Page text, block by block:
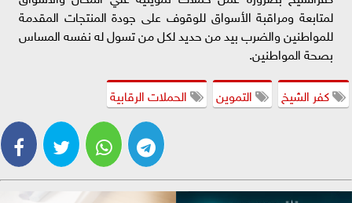
لمتابعة ومراقبة الأسواق للوقوف على جودة المنتجات المقدمة
للمواطنين والضرب بيد من حديد لكل من تسول له نفسه المساس
بصحة المواطنين.
كفر الشيخ
التموين الحملات الرقابية